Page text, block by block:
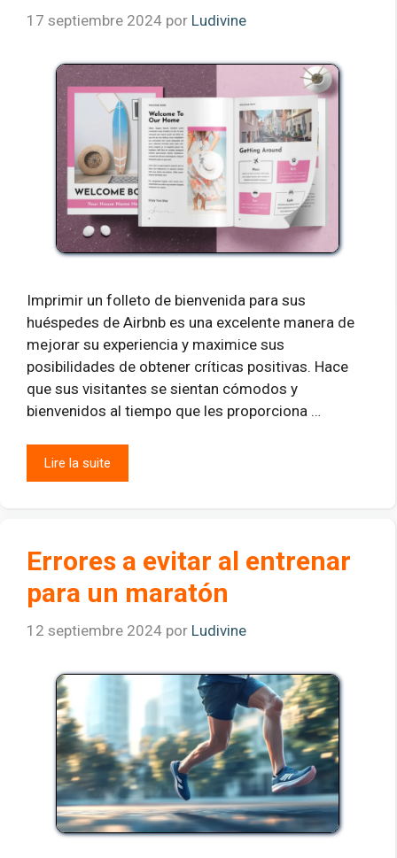
17 septiembre 2024 por Ludivine
Imprimir un folleto de bienvenida para sus
huéspedes de Airbnb es una excelente manera de
mejorar su experiencia y maximice sus
posibilidades de obtener críticas positivas. Hace
que sus visitantes se sientan cómodos y
bienvenidos al tiempo que les proporciona …
Lire la suite
Errores a evitar al entrenar
para un maratón
12 septiembre 2024 por Ludivine